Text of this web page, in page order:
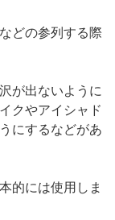
どの参列する際
が出ないように
クやアイシャド
にするなどがあ
的には使用しま